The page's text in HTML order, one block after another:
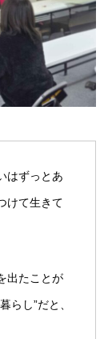
はずっとあ
けて生きて
出たことが
らし”だと、